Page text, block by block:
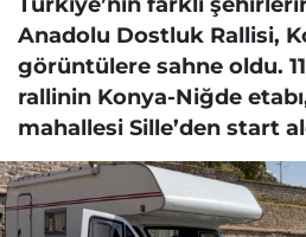
Anadolu Dostluk Rallisi,
görüntülere sahne oldu.
rallinin Konya-Niğde
mahallesi Sille’den start